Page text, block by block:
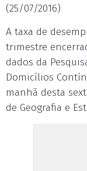
(25/07/2016)
A taxa de
trimestre
dados da
Domicílios
manhã desta
de Geografia e